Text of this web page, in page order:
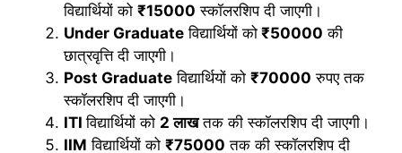
विद्यार्थियों को ₹15000 स्कॉलरशिप दी जाएगी।
Under Graduate विद्यार्थियों को ₹50000 की
छात्रवृत्ति दी जाएगी।
Post Graduate विद्यार्थियों को ₹70000 रुपए तक
स्कॉलरशिप दी जाएगी।
ITIविद्यार्थियों को 2 लाखतक की स्कॉलरशिप दी जाएगी।
IIM विद्यार्थियों को ₹75000 तक की स्कॉलरशिप दी